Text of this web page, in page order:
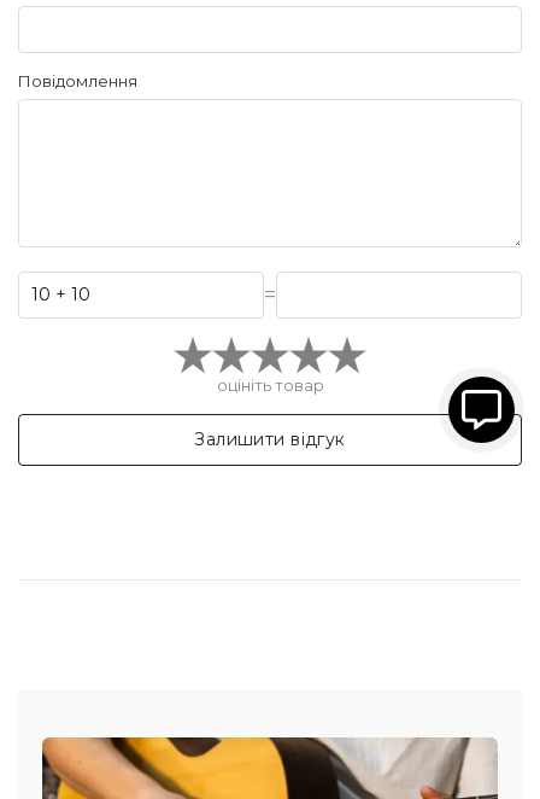
Повідомлення
=
оцініть товар
Залишити відгук